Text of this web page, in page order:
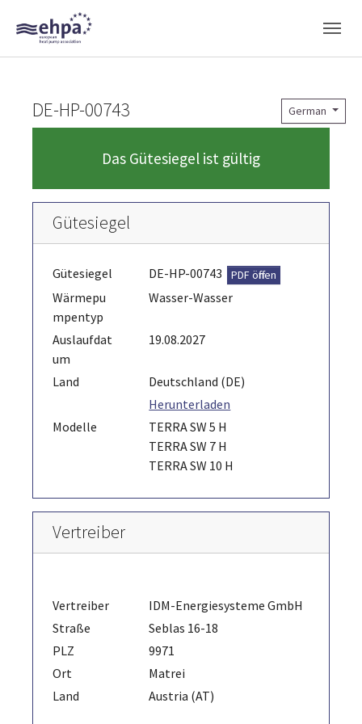
Skip to main navigation
Skip to main content
Skip to page footer
German
DE-HP-00743
Das Gütesiegel ist gültig
Gütesiegel
Gütesiegel DE-HP-00743 PDF öffnen
Wärmepu
mpentyp
Wasser-Wasser
Auslaufdat
um
19.08.2027
Land
Deutschland (DE)
Herunterladen
Modelle
TERRA SW 5 H
TERRA SW 7 H
TERRA SW 10 H
Vertreiber
Vertreiber
IDM-Energiesysteme GmbH
Straße
Seblas 16-18
PLZ
9971
Ort
Matrei
Land
Austria (AT)